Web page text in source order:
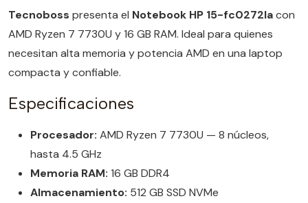
Tecnoboss presenta el Notebook HP 15-fc0272lacon
AMD Ryzen 7 7730U y 16 GB RAM. Ideal para quienes
necesitan alta memoria y potencia AMD en una laptop
compacta y confiable.
Especificaciones
Procesador: AMD Ryzen 7 7730U — 8 núcleos,
hasta 4.5 GHz
Memoria RAM: 16 GB DDR4
Almacenamiento: 512 GB SSD NVMe